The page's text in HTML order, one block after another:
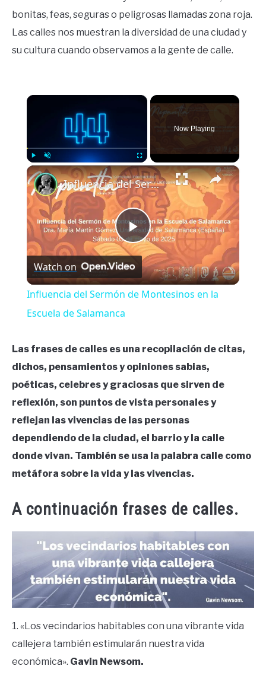
bonitas, feas, seguras o peligrosas llamadas zona roja.
Las calles nos muestran la diversidad de una ciudad y
su cultura cuando observamos a la gente de calle.
×
Play Unmute Fullscreen
Now Playing
×
Play
Video
Influencia del Sermón de Montesinos en la Escuela de Salamanca
Watch on
Influencia del Sermón de Montesinos en la
Escuela de Salamanca
Las frases de calles es una recopilación de citas,
dichos, pensamientos y opiniones sabias,
poéticas, celebres y graciosas que sirven de
reflexión, son puntos de vista personales y
reflejan las vivencias de las personas
dependiendo de la ciudad, el barrio y la calle
donde vivan. También se usa la palabra calle como
metáfora sobre la vida y las vivencias.
A continuación frases de calles.
1. «Los vecindarios habitables con una vibrante vida
callejera también estimularán nuestra vida
económica». Gavin Newsom.